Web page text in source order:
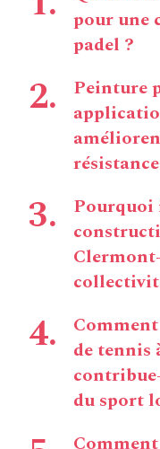
pour une
padel ?
Peinture
Pourquoi
de tennis
du sport